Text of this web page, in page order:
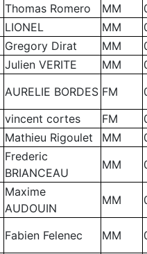
Thomas Romero MM
LIONEL MM
Gregory Dirat MM
Julien VERITE MM
AURELIE BORDES FM
vincent cortes FM
Mathieu Rigoulet MM
Frederic
BRIANCEAU
MM
Maxime
AUDOUIN
MM
Fabien Felenec MM